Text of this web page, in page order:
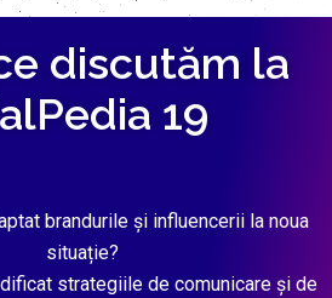
discutăm la
19
brandurile și influencerii la noua
situație?
strategiile de comunicare și de